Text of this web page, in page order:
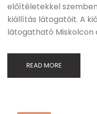
előítéletekkel
kiállítás látogatóit. A
látogatható Miskolcon
READ MORE